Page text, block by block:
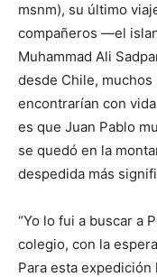
msnm), su último
compañeros —el
Muhammad Ali
desde Chile,
encontrarían con
es que Juan Pablo
se quedó en la
despedida más
“Yo lo fui a buscar a
colegio, con la
Para esta